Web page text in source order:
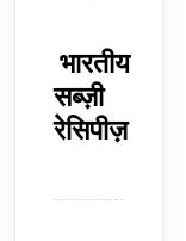
भारतीय
सब्ज़ी
रेसिपीज़